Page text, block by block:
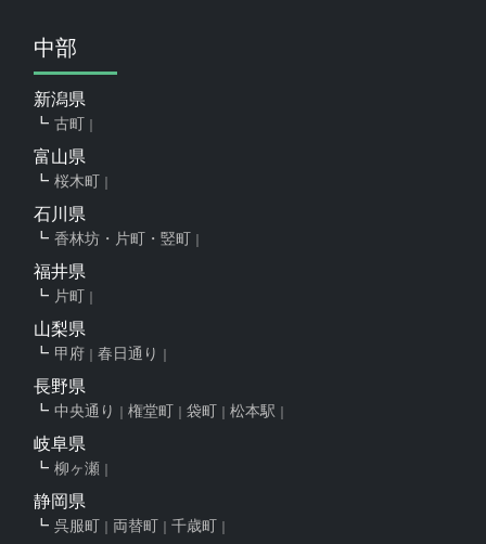
中部
新潟県
古町
富山県
桜木町
石川県
香林坊・片町・竪町
福井県
片町
山梨県
甲府 春日通り
長野県
中央通り 権堂町 袋町 松本駅
岐阜県
柳ヶ瀬
静岡県
呉服町 両替町 千歳町